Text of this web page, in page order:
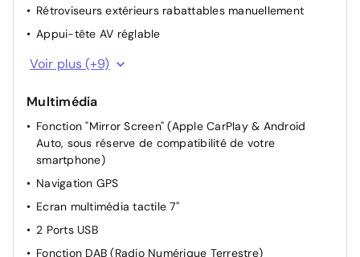
Rétroviseurs extérieurs rabattables manuellement
Appui-tête AV réglable
Siège conducteur avec réglage manuel en hauteur
Dossier du siège conducteur inclinable
Dossier des sièges AV inclinables
Lève-vitres AR électriques
Commutation automatique des feux de route / feux de
croisement
Voir plus (+9)
Multimédia
Fonction "Mirror Screen" (Apple CarPlay & Android
Auto, sous réserve de compatibilité de votre
smartphone)
Navigation GPS
Ecran multimédia tactile 7''
2 Ports USB
Fonction DAB (Radio Numérique Terrestre)